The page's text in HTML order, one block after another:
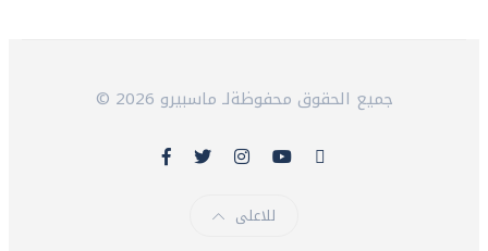
© 2026 جميع الحقوق محفوظةلـ ماسبيرو
للاعلى